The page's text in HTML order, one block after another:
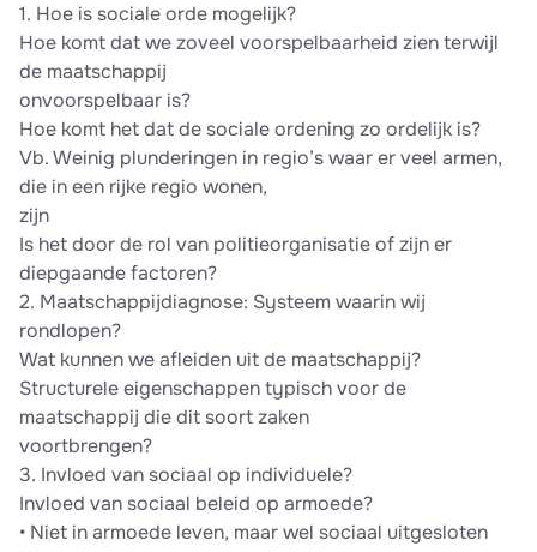
1. Hoe is sociale orde mogelijk?
Hoe komt dat we zoveel voorspelbaarheid zien terwijl
de maatschappij
onvoorspelbaar is?
Hoe komt het dat de sociale ordening zo ordelijk is?
Vb. Weinig plunderingen in regio’s waar er veel armen,
die in een rijke regio wonen,
zijn
Is het door de rol van politieorganisatie of zijn er
diepgaande factoren?
2. Maatschappijdiagnose: Systeem waarin wij
rondlopen?
Wat kunnen we afleiden uit de maatschappij?
Structurele eigenschappen typisch voor de
maatschappij die dit soort zaken
voortbrengen?
3. Invloed van sociaal op individuele?
Invloed van sociaal beleid op armoede?
• Niet in armoede leven, maar wel sociaal uitgesloten